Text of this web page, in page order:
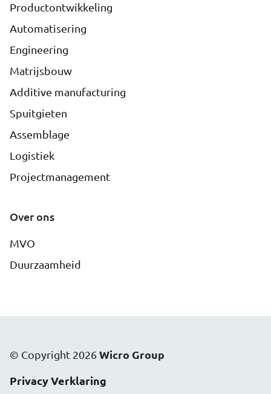
Productontwikkeling
Automatisering
Engineering
Matrijsbouw
Additive manufacturing
Spuitgieten
Assemblage
Logistiek
Projectmanagement
Over ons
MVO
Duurzaamheid
© Copyright 2026Wicro Group
Privacy Verklaring